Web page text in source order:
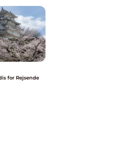
for Rejsende